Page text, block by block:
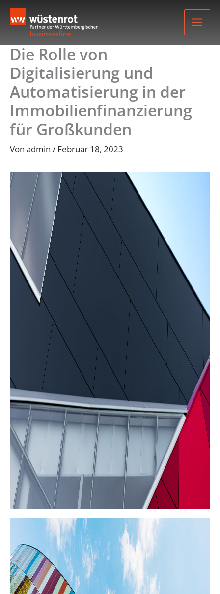
Zum
Inhalt
springen
Die Rolle von
Digitalisierung und
Automatisierung in der
Immobilienfinanzierung
für Großkunden
Von admin / Februar 18, 2023